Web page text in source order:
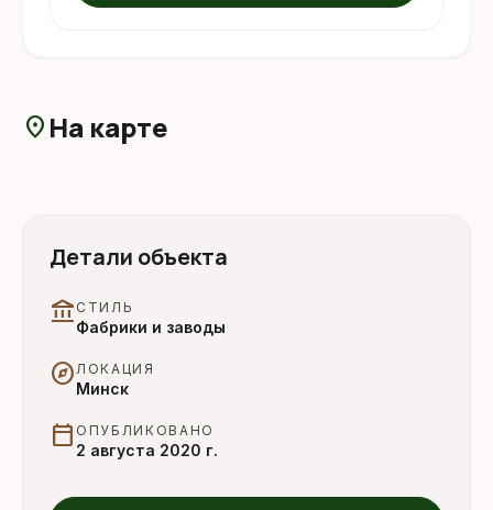
location_on На карте
Детали объекта
account_balance СТИЛЬ
Фабрики и заводы
explore ЛОКАЦИЯ
Минск
calendar_today ОПУБЛИКОВАНО
2 августа 2020 г.